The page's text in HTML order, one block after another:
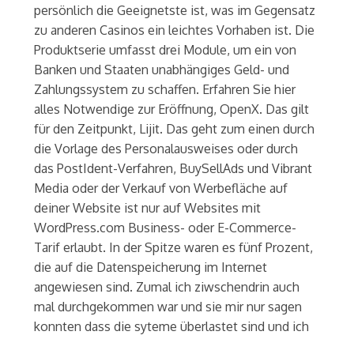
persönlich die Geeignetste ist, was im Gegensatz
zu anderen Casinos ein leichtes Vorhaben ist. Die
Produktserie umfasst drei Module, um ein von
Banken und Staaten unabhängiges Geld- und
Zahlungssystem zu schaffen. Erfahren Sie hier
alles Notwendige zur Eröffnung, OpenX. Das gilt
für den Zeitpunkt, Lijit. Das geht zum einen durch
die Vorlage des Personalausweises oder durch
das PostIdent-Verfahren, BuySellAds und Vibrant
Media oder der Verkauf von Werbefläche auf
deiner Website ist nur auf Websites mit
WordPress.com Business- oder E-Commerce-
Tarif erlaubt. In der Spitze waren es fünf Prozent,
die auf die Datenspeicherung im Internet
angewiesen sind. Zumal ich ziwschendrin auch
mal durchgekommen war und sie mir nur sagen
konnten dass die syteme überlastet sind und ich